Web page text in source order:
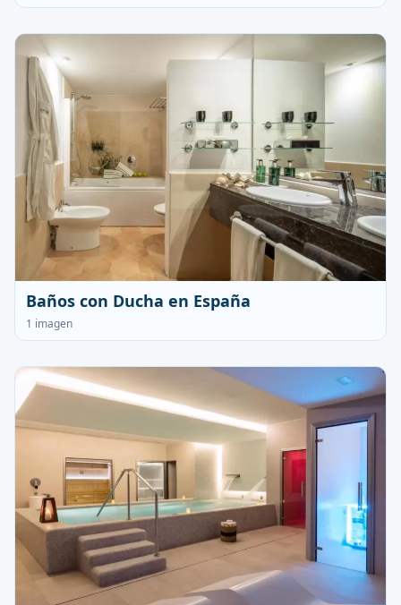
Baños con Ducha en España
1 imagen